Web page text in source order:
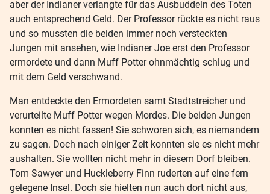
aber der Indianer verlangte für das Ausbuddeln des Toten
auch entsprechend Geld. Der Professor rückte es nicht raus
und so mussten die beiden immer noch versteckten
Jungen mit ansehen, wie Indianer Joe erst den Professor
ermordete und dann Muff Potter ohnmächtig schlug und
mit dem Geld verschwand.
Man entdeckte den Ermordeten samt Stadtstreicher und
verurteilte Muff Potter wegen Mordes. Die beiden Jungen
konnten es nicht fassen! Sie schworen sich, es niemandem
zu sagen. Doch nach einiger Zeit konnten sie es nicht mehr
aushalten. Sie wollten nicht mehr in diesem Dorf bleiben.
Tom Sawyer und Huckleberry Finn ruderten auf eine fern
gelegene Insel. Doch sie hielten nun auch dort nicht aus,